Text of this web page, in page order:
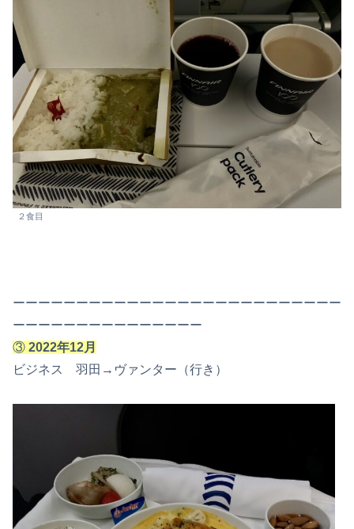
２食目
ーーーーーーーーーーーーーーーーーーーーーーーーーー
ーーーーーーーーーーーーーーー
③ 2022年12月
ビジネス 羽田→ヴァンター（行き）